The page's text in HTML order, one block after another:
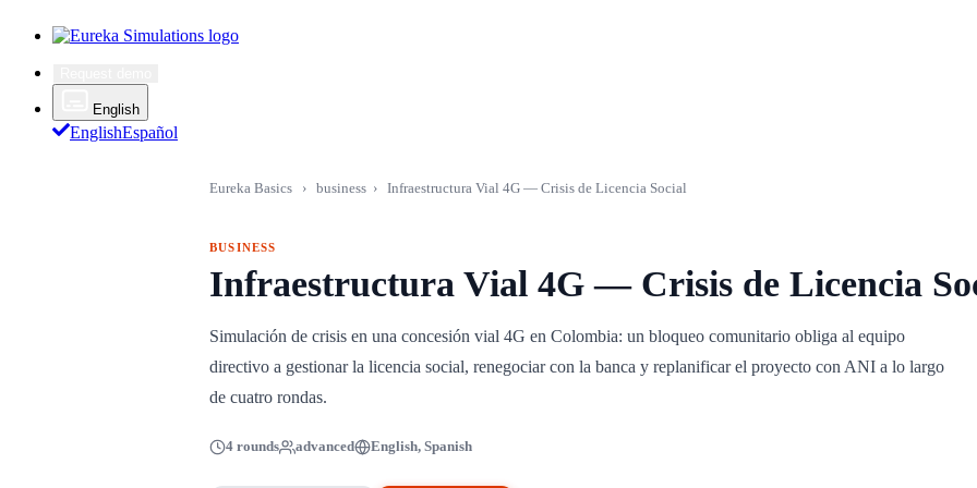
English
EnglishEspañol
Eureka Basics › business › Infraestructura Vial 4G — Crisis de Licencia Social
BUSINESS
Infraestructura Vial 4G — Crisis de Licencia
Simulación de crisis en una concesión vial 4G en Colombia: un bloqueo comunitario obliga al equipo
directivo a gestionar la licencia social, renegociar con la banca y replanificar el proyecto con ANI a lo largo
de cuatro rondas.
4 rounds advanced English, Spanish